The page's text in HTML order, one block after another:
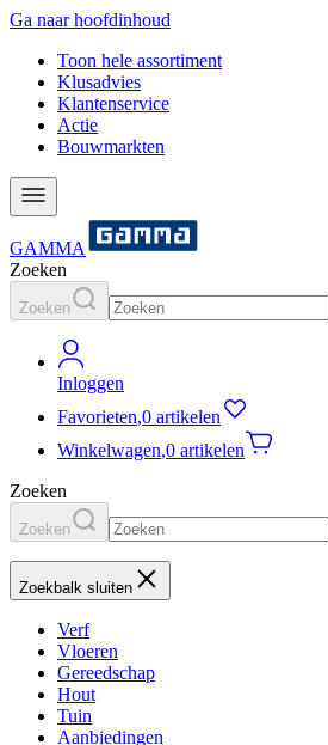
Ga naar hoofdinhoud
Toon hele assortiment
Klusadvies
Klantenservice
Actie
Bouwmarkten
GAMMA
Zoeken
Zoeken
Inloggen
Favorieten,0 artikelen
Winkelwagen,0 artikelen
Zoeken
Zoeken
Zoekbalk sluiten
Verf
Vloeren
Gereedschap
Hout
Tuin
Aanbiedingen